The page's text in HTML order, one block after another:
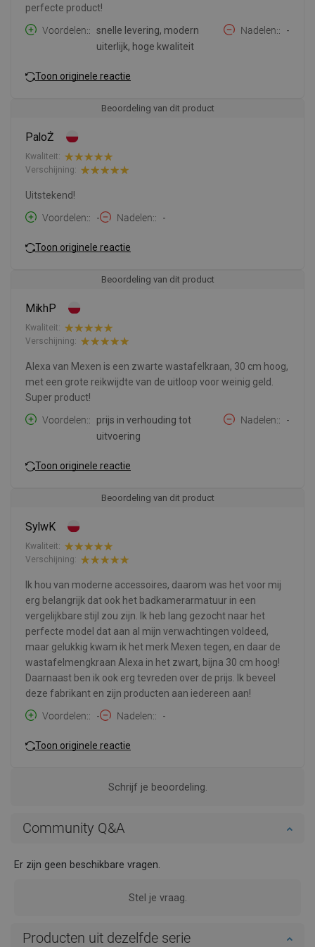
perfecte product!
Voordelen:
snelle levering, modern
uiterlijk, hoge kwaliteit
Nadelen: -
Toon originele reactie
Beoordeling van dit product
PaloŻ
Kwaliteit:
Verschijning:
Uitstekend!
Voordelen:
- Nadelen: -
Toon originele reactie
Beoordeling van dit product
MikhP
Kwaliteit:
Verschijning:
Alexa van Mexen is een zwarte wastafelkraan, 30 cm hoog,
met een grote reikwijdte van de uitloop voor weinig geld.
Super product!
Voordelen:
prijs in verhouding tot
uitvoering
Nadelen: -
Toon originele reactie
Beoordeling van dit product
SylwK
Kwaliteit:
Verschijning:
Ik hou van moderne accessoires, daarom was het voor mij
erg belangrijk dat ook het badkamerarmatuur in een
vergelijkbare stijl zou zijn. Ik heb lang gezocht naar het
perfecte model dat aan al mijn verwachtingen voldeed,
maar gelukkig kwam ik het merk Mexen tegen, en daar de
wastafelmengkraan Alexa in het zwart, bijna 30 cm hoog!
Daarnaast ben ik ook erg tevreden over de prijs. Ik beveel
deze fabrikant en zijn producten aan iedereen aan!
Voordelen:
- Nadelen: -
Toon originele reactie
Schrijf je beoordeling.
Community Q&A
Er zijn geen beschikbare vragen.
Stel je vraag.
Producten uit dezelfde serie